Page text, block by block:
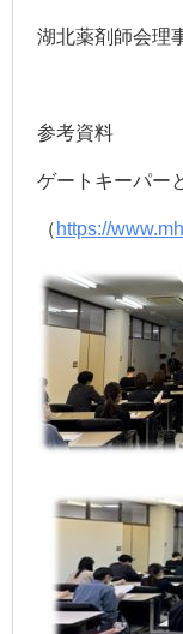
湖北薬剤師会
参考資料
ゲートキーパー
（ https://